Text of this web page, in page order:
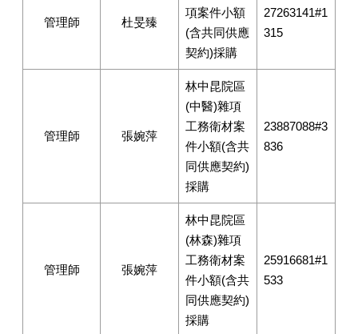
管理師 杜旻臻
項案件小額
(含共同供應
契約)採購
27263141#1
315
管理師 張婉萍
林中昆院區
(中醫)雜項
工務衛材案
件小額(含共
同供應契約)
採購
23887088#3
836
管理師 張婉萍
林中昆院區
(林森)雜項
工務衛材案
件小額(含共
同供應契約)
採購
25916681#1
533